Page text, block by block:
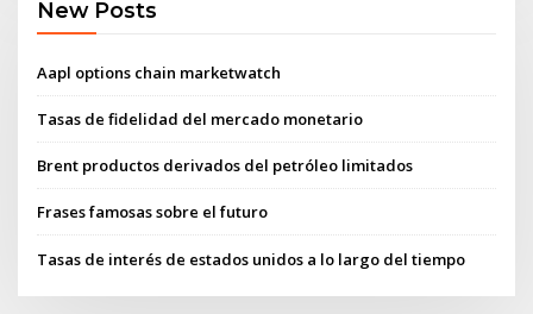
New Posts
Aapl options chain marketwatch
Tasas de fidelidad del mercado monetario
Brent productos derivados del petróleo limitados
Frases famosas sobre el futuro
Tasas de interés de estados unidos a lo largo del tiempo